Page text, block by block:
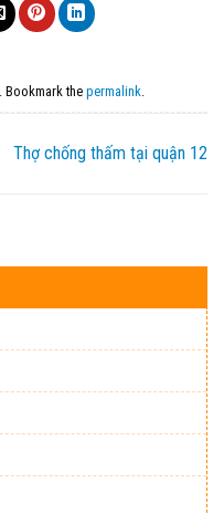
. Bookmark the permalink
Thợ chống thấm tại quận 12